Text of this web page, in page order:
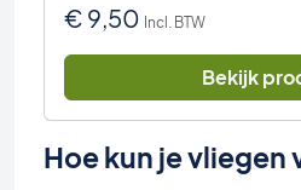
€ 9,50 Incl. BTW
Bekijk
Hoe kun je vliegen